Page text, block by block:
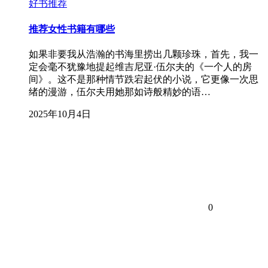
好书推荐
推荐女性书籍有哪些
如果非要我从浩瀚的书海里捞出几颗珍珠，首先，我一
定会毫不犹豫地提起维吉尼亚·伍尔夫的《一个人的房
间》。这不是那种情节跌宕起伏的小说，它更像一次思
绪的漫游，伍尔夫用她那如诗般精妙的语…
2025年10月4日
0